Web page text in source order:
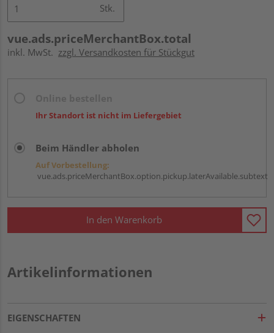
Stk.
vue.ads.priceMerchantBox.total
inkl. MwSt. zzgl. Versandkosten für Stückgut
Ihr Standort ist nicht im Liefergebiet
Beim Händler abholen
Auf Vorbestellung:
vue.ads.priceMerchantBox.option.pickup.laterAvailable.subtext
In den Warenkorb
Artikelinformationen
EIGENSCHAFTEN